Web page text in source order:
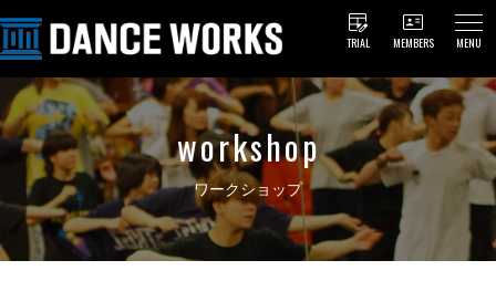
TRIAL MEMBERS MENU
workshop
ワークショップ